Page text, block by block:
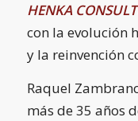
HENKA
con la evolución
y la reinvención
Raquel
más de 35 años